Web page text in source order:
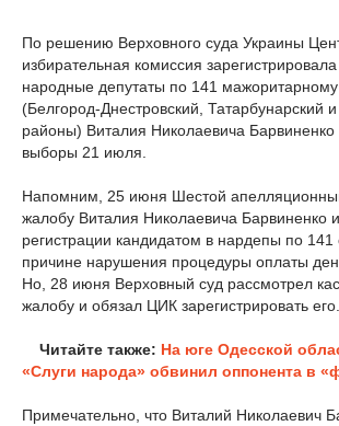
По решению Верховного суда Украины
избирательная комиссия
народные депутаты по 141 мажоритарному
(Белгород-Днестровский, Татарбунарский
районы) Виталия Николаевича
выборы 21 июля.
Напомним, 25 июня Шестой
жалобу Виталия Николаевича Барвиненко
регистрации кандидатом в нардепы по 141
причине нарушения процедуры оплаты
Но, 28 июня Верховный суд рассмотрел
жалобу и обязал ЦИК зарегистрировать его.
Читайте также: На юге Одесской
«Слуги народа» обвинил оппонента в
Примечательно, что Виталий Николаевич